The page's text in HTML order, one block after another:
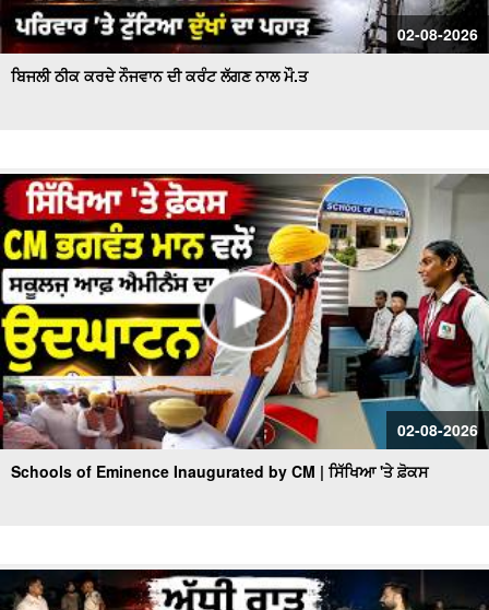
02-08-2026
ਬਿਜਲੀ ਠੀਕ ਕਰਦੇ ਨੌਜਵਾਨ ਦੀ ਕਰੰਟ ਲੱਗਣ ਨਾਲ ਮੌ.ਤ
02-08-2026
Schools of Eminence Inaugurated by CM | ਸਿੱਖਿਆ 'ਤੇ ਫ਼ੋਕਸ